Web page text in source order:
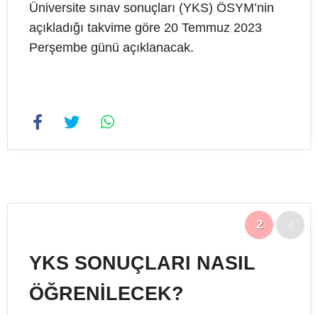
Üniversite sınav sonuçları (YKS) ÖSYM’nin
açıkladığı takvime göre 20 Temmuz 2023
Perşembe günü açıklanacak.
2
YKS SONUÇLARI NASIL
ÖĞRENİLECEK?